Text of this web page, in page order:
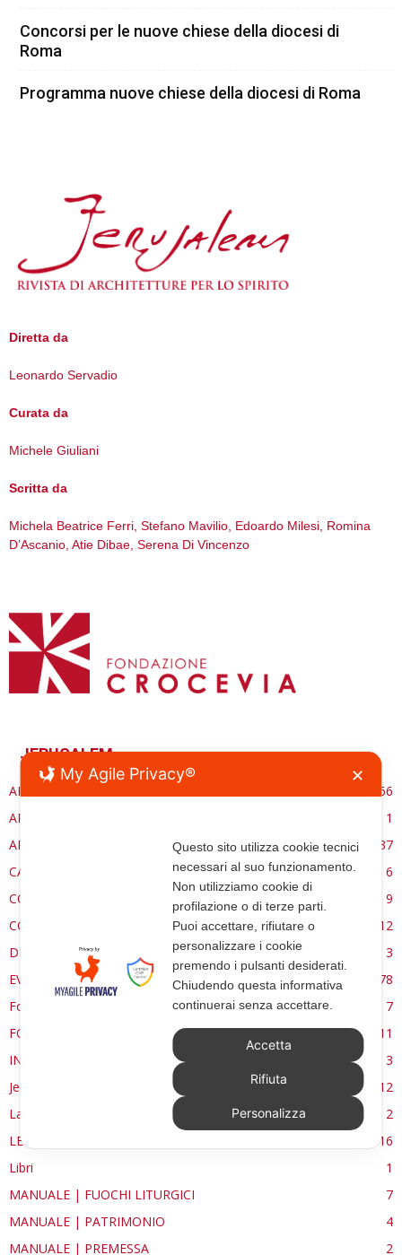
Concorsi per le nuove chiese della diocesi di
Roma
Programma nuove chiese della diocesi di Roma
Diretta da
Leonardo Servadio
Curata da
Michele Giuliani
Scritta da
Michela Beatrice Ferri, Stefano Mavilio, Edoardo Milesi, Romina
D’Ascanio, Atie Dibae, Serena Di Vincenzo
JERUSALEM
ARCHITETTURA
66
ARCHITETTURASACRA.ORG
1
ARTE
37
CARE ECCLESSIA
6
CONSERVAZIONE
9
CONTROCANTO
12
DE RE AEDIFICATORIA
3
EVENTI
78
Forma, spazio e ordine
7
FORMAZIONE
11
INTERVIEW
3
Jerusalem
12
La Materia e l'Immagine
2
LETTURE
16
Libri
1
MANUALE | FUOCHI LITURGICI
7
MANUALE | PATRIMONIO
4
MANUALE | PREMESSA
2
My Agile Privacy® ✕
Questo sito utilizza cookie tecnici
necessari al suo funzionamento.
Non utilizziamo cookie di
profilazione o di terze parti.
Puoi accettare, rifiutare o
personalizzare i cookie
premendo i pulsanti desiderati.
Chiudendo questa informativa
continuerai senza accettare.
Accetta
Rifiuta
Personalizza